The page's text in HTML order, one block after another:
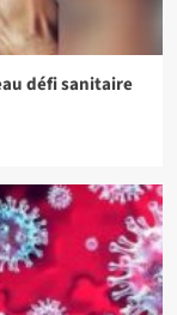
défi sanitaire